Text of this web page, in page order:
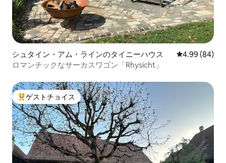
シュタイン・アム・ラインのタイニーハウス レビュー84件
4.99 (84)
ロマンチックなサーカスワゴン「Rhysicht」
大好評のゲストチョイスです。
ゲストチョイス